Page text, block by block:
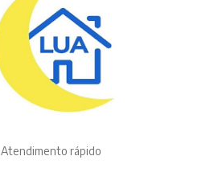
Atendimento rápido